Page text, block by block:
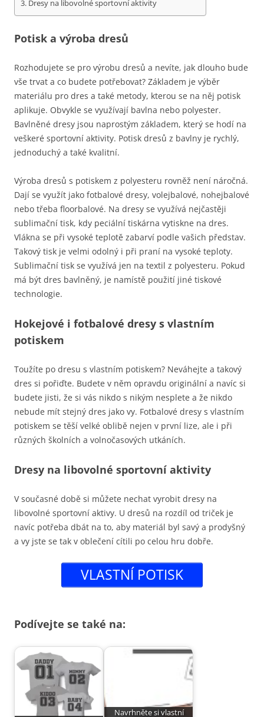
Dresy na libovolné sportovní aktivity
Potisk a výroba dresů
Rozhodujete se pro výrobu dresů a nevíte, jak dlouho bude
vše trvat a co budete potřebovat? Základem je výběr
materiálu pro dres a také metody, kterou se na něj potisk
aplikuje. Obvykle se využívají bavlna nebo polyester.
Bavlněné dresy jsou naprostým základem, který se hodí na
veškeré sportovní aktivity. Potisk dresů z bavlny je rychlý,
jednoduchý a také kvalitní.
Výroba dresů s potiskem z polyesteru rovněž není náročná.
Dají se využít jako fotbalové dresy, volejbalové, nohejbalové
nebo třeba floorbalové. Na dresy se využívá nejčastěji
sublimační tisk, kdy peciální tiskárna vytiskne na dres.
Vlákna se při vysoké teplotě zabarví podle vašich představ.
Takový tisk je velmi odolný i při praní na vysoké teploty.
Sublimační tisk se využívá jen na textil z polyesteru. Pokud
má být dres bavlněný, je namístě použití jiné tiskové
technologie.
Hokejové i fotbalové dresy s vlastním
potiskem
Toužíte po dresu s vlastním potiskem? Neváhejte a takový
dres si pořiďte. Budete v něm opravdu originální a navíc si
budete jisti, že si vás nikdo s nikým nesplete a že nikdo
nebude mít stejný dres jako vy. Fotbalové dresy s vlastním
potiskem se těší velké oblibě nejen v první lize, ale i při
různých školních a volnočasových utkáních.
Dresy na libovolné sportovní aktivity
V současné době si můžete nechat vyrobit dresy na
libovolné sportovní aktivy. U dresů na rozdíl od triček je
navíc potřeba dbát na to, aby materiál byl savý a prodyšný
a vy jste se tak v oblečení cítili po celou hru dobře.
VLASTNÍ POTISK
Podívejte se také na:
Navrhněte si vlastní